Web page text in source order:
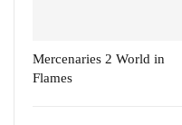
Mercenaries 2 World in
Flames